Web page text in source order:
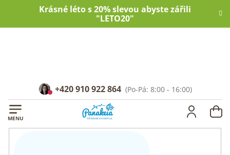
Krásné léto s 20% slevou abyste zářili
"LETO20"
+420 910 922 864